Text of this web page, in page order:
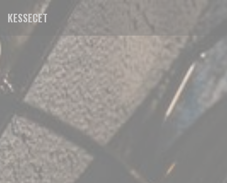
Panel for informasjonskapsler
KESSECET